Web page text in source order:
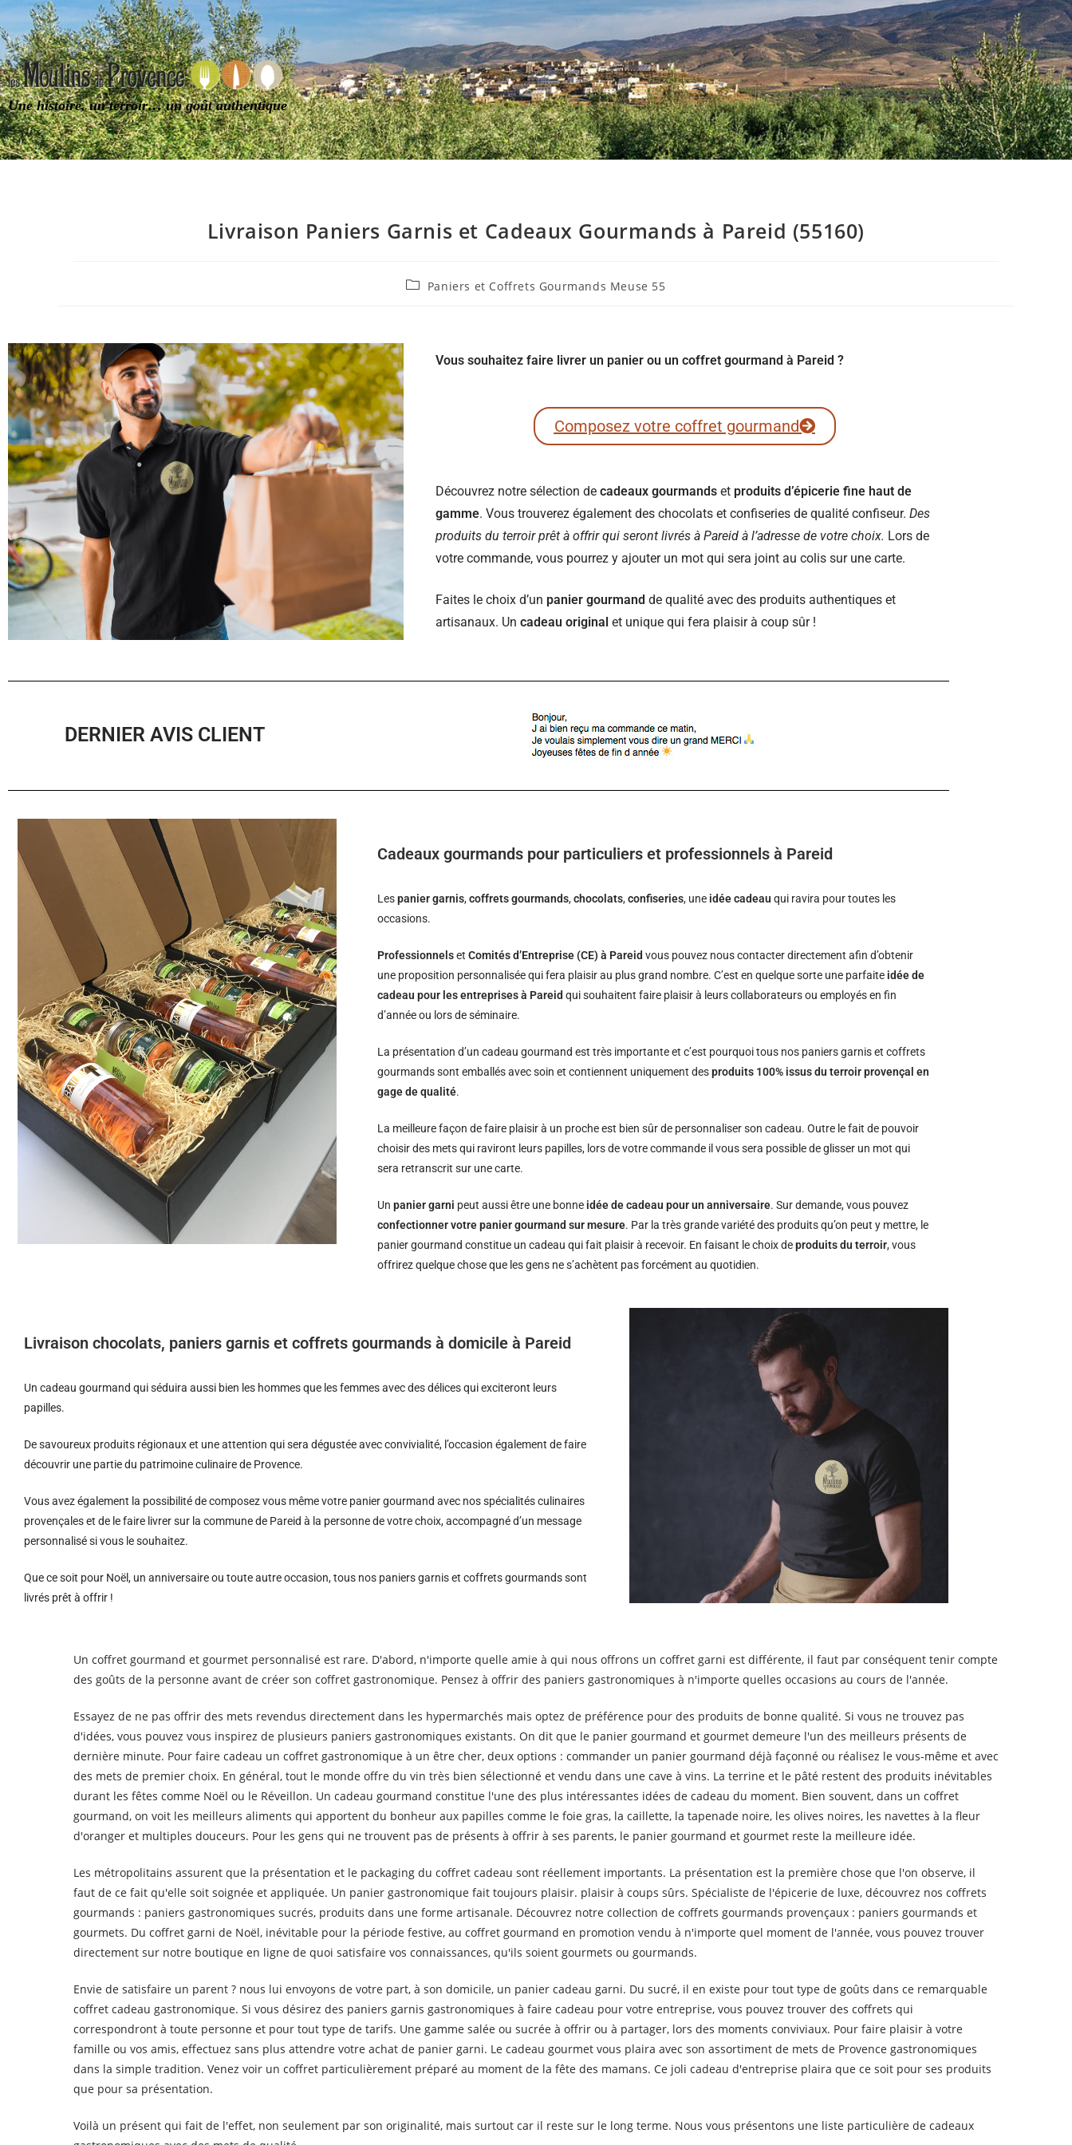
Une histoire, un terroir… un goût authentique
Livraison Paniers Garnis et Cadeaux Gourmands à Pareid (55160)
Paniers et Coffrets Gourmands Meuse 55
Vous souhaitez faire livrer un panier ou un coffret gourmand à Pareid ?
Composez votre coffret gourmand
Découvrez notre sélection de cadeaux gourmands et produits d’épicerie fine haut de
gamme. Vous trouverez également des chocolats et confiseries de qualité confiseur. Des
produits du terroir prêt à offrir qui seront livrés à Pareid à l’adresse de votre choix. Lors de
votre commande, vous pourrez y ajouter un mot qui sera joint au colis sur une carte.
Faites le choix d’un panier gourmand de qualité avec des produits authentiques et
artisanaux. Un cadeau original et unique qui fera plaisir à coup sûr !
DERNIER AVIS CLIENT
Cadeaux gourmands pour particuliers et professionnels à Pareid
Lespanier garnis,coffrets gourmands,chocolats,confiseries, une idée cadeau qui ravira pour toutes les
occasions.
ProfessionnelsetComités d’Entreprise (CE) à Pareid vous pouvez nous contacter directement afin d’obtenir
une proposition personnalisée qui fera plaisir au plus grand nombre. C’est en quelque sorte une parfaite idée de
cadeau pour les entreprises à Pareid qui souhaitent faire plaisir à leurs collaborateurs ou employés en fin
d’année ou lors de séminaire.
La présentation d’un cadeau gourmand est très importante et c’est pourquoi tous nos paniers garnis et coffrets
gourmands sont emballés avec soin et contiennent uniquement desproduits 100% issus du terroir provençal en
gage de qualité.
La meilleure façon de faire plaisir à un proche est bien sûr de personnaliser son cadeau. Outre le fait de pouvoir
choisir des mets qui raviront leurs papilles, lors de votre commande il vous sera possible de glisser un mot qui
sera retranscrit sur une carte.
Unpanier garni peut aussi être une bonne idée de cadeau pour un anniversaire. Sur demande, vous pouvez
confectionner votre panier gourmand sur mesure. Par la très grande variété des produits qu’on peut y mettre, le
panier gourmand constitue un cadeau qui fait plaisir à recevoir. En faisant le choix deproduits du terroir, vous
offrirez quelque chose que les gens ne s’achètent pas forcément au quotidien.
Livraison chocolats, paniers garnis et coffrets gourmands à domicile à Pareid
Un cadeau gourmand qui séduira aussi bien les hommes que les femmes avec des délices qui exciteront leurs
papilles.
De savoureux produits régionaux et une attention qui sera dégustée avec convivialité, l’occasion également de faire
découvrir une partie du patrimoine culinaire de Provence.
Vous avez également la possibilité de composez vous même votre panier gourmand avec nos spécialités culinaires
provençales et de le faire livrer sur la commune de Pareid à la personne de votre choix, accompagné d’un message
personnalisé si vous le souhaitez.
Que ce soit pour Noël, un anniversaire ou toute autre occasion, tous nos paniers garnis et coffrets gourmands sont
livrés prêt à offrir !
Un coffret gourmand et gourmet personnalisé est rare. D'abord, n'importe quelle amie à qui nous offrons un coffret garni est différente, il faut par conséquent tenir compte
des goûts de la personne avant de créer son coffret gastronomique. Pensez à offrir des paniers gastronomiques à n'importe quelles occasions au cours de l'année.
Essayez de ne pas offrir des mets revendus directement dans les hypermarchés mais optez de préférence pour des produits de bonne qualité. Si vous ne trouvez pas
d'idées, vous pouvez vous inspirez de plusieurs paniers gastronomiques existants. On dit que le panier gourmand et gourmet demeure l'un des meilleurs présents de
dernière minute. Pour faire cadeau un coffret gastronomique à un être cher, deux options : commander un panier gourmand déjà façonné ou réalisez le vous-même et avec
des mets de premier choix. En général, tout le monde offre du vin très bien sélectionné et vendu dans une cave à vins. La terrine et le pâté restent des produits inévitables
durant les fêtes comme Noël ou le Réveillon. Un cadeau gourmand constitue l'une des plus intéressantes idées de cadeau du moment. Bien souvent, dans un coffret
gourmand, on voit les meilleurs aliments qui apportent du bonheur aux papilles comme le foie gras, la caillette, la tapenade noire, les olives noires, les navettes à la fleur
d'oranger et multiples douceurs. Pour les gens qui ne trouvent pas de présents à offrir à ses parents, le panier gourmand et gourmet reste la meilleure idée.
Les métropolitains assurent que la présentation et le packaging du coffret cadeau sont réellement importants. La présentation est la première chose que l'on observe, il
faut de ce fait qu'elle soit soignée et appliquée. Un panier gastronomique fait toujours plaisir. plaisir à coups sûrs. Spécialiste de l'épicerie de luxe, découvrez nos coffrets
gourmands : paniers gastronomiques sucrés, produits dans une forme artisanale. Découvrez notre collection de coffrets gourmands provençaux : paniers gourmands et
gourmets. Du coffret garni de Noël, inévitable pour la période festive, au coffret gourmand en promotion vendu à n'importe quel moment de l'année, vous pouvez trouver
directement sur notre boutique en ligne de quoi satisfaire vos connaissances, qu'ils soient gourmets ou gourmands.
Envie de satisfaire un parent ? nous lui envoyons de votre part, à son domicile, un panier cadeau garni. Du sucré, il en existe pour tout type de goûts dans ce remarquable
coffret cadeau gastronomique. Si vous désirez des paniers garnis gastronomiques à faire cadeau pour votre entreprise, vous pouvez trouver des coffrets qui
correspondront à toute personne et pour tout type de tarifs. Une gamme salée ou sucrée à offrir ou à partager, lors des moments conviviaux. Pour faire plaisir à votre
famille ou vos amis, effectuez sans plus attendre votre achat de panier garni. Le cadeau gourmet vous plaira avec son assortiment de mets de Provence gastronomiques
dans la simple tradition. Venez voir un coffret particulièrement préparé au moment de la fête des mamans. Ce joli cadeau d'entreprise plaira que ce soit pour ses produits
que pour sa présentation.
Voilà un présent qui fait de l'effet, non seulement par son originalité, mais surtout car il reste sur le long terme. Nous vous présentons une liste particulière de cadeaux